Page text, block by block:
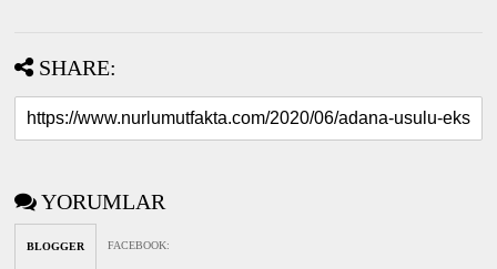
SHARE:
YORUMLAR
BLOGGER FACEBOOK: